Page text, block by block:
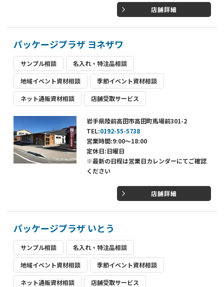
店舗詳細
パッケージプラザ ヨネザワ
サンプル相談 名入れ・特注品相談
地域イベント資材相談 季節イベント資材相談
ネット通販資材相談 店舗受取サービス
岩手県陸前高田市高田町馬場前301-2
TEL:0192-55-5738
営業時間:9:00～18:00
定休日:日曜日
※最新の日程は営業日カレンダーにてご確認
ください
店舗詳細
パッケージプラザ いとう
サンプル相談 名入れ・特注品相談
地域イベント資材相談 季節イベント資材相談
ネット通販資材相談 店舗受取サービス